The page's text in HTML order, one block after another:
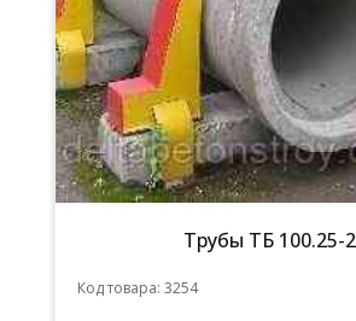
Трубы ТБ 100.25-2
Код товара: 3254